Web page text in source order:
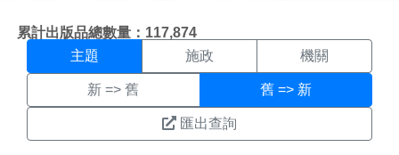
累計出版品總數量：117,874
主題搜尋結果頁面
主題 施政 機關
新 => 舊 舊 => 新
匯出查詢